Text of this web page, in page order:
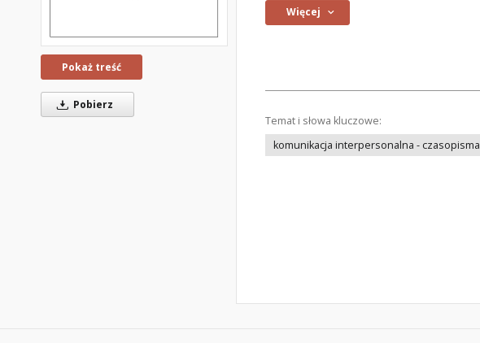
Pokaż treść
Pobierz
Więcej
Temat i słowa kluczowe:
komunikacja interpersonalna - czasopisma